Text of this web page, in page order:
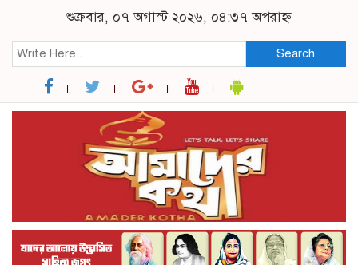
শুক্রবার, ০৭ অগাস্ট ২০২৬, ০৪:৩৭ অপরাহ্ন
Search